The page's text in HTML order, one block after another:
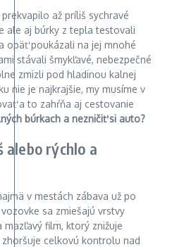
až príliš sychravé
ale aj búrky z tepla testovali
opäť poukázali na jej mnohé
stávali šmykľavé, nebezpečné
zmizli pod hladinou kalnej
nie je najkrajšie, my musíme v
a to zahŕňa aj cestovanie
búrkach a nezničiť si auto?
alebo rýchlo a
v mestách zábava už po
sa zmiešajú vrstvy
film, ktorý znižuje
celkovú kontrolu nad